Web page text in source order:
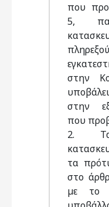
που
5,
στην
στην
που
2.
τα
στο
µε το